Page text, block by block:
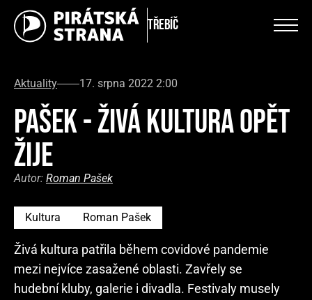
Třebíč
Aktuality 17. srpna 2022 2:00
PAŠEK - ŽIVÁ KULTURA OPĚT
ŽIJE
Autor: Roman Pašek
Kultura Roman Pašek
Živá kultura patřila během covidové pandemie
mezi nejvíce zasažené oblasti. Zavřely se
hudební kluby, galerie i divadla. Festivaly musely